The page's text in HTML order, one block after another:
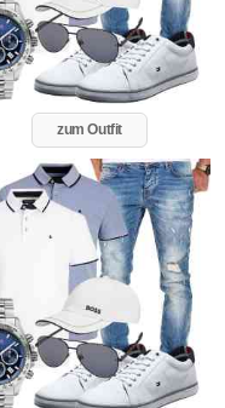
zum Outfit